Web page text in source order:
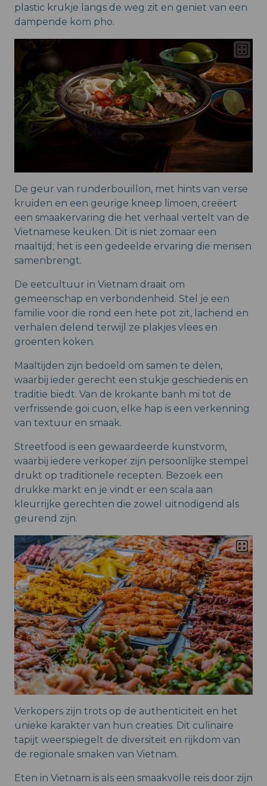
plastic krukje langs de weg zit en geniet van een
dampende kom pho.
De geur van runderbouillon, met hints van verse
kruiden en een geurige kneep limoen, creëert
een smaakervaring die het verhaal vertelt van de
Vietnamese keuken. Dit is niet zomaar een
maaltijd; het is een gedeelde ervaring die mensen
samenbrengt.
De eetcultuur in Vietnam draait om
gemeenschap en verbondenheid. Stel je een
familie voor die rond een hete pot zit, lachend en
verhalen delend terwijl ze plakjes vlees en
groenten koken.
Maaltijden zijn bedoeld om samen te delen,
waarbij ieder gerecht een stukje geschiedenis en
traditie biedt. Van de krokante banh mi tot de
verfrissende goi cuon, elke hap is een verkenning
van textuur en smaak.
Streetfood is een gewaardeerde kunstvorm,
waarbij iedere verkoper zijn persoonlijke stempel
drukt op traditionele recepten. Bezoek een
drukke markt en je vindt er een scala aan
kleurrijke gerechten die zowel uitnodigend als
geurend zijn.
Verkopers zijn trots op de authenticiteit en het
unieke karakter van hun creaties. Dit culinaire
tapijt weerspiegelt de diversiteit en rijkdom van
de regionale smaken van Vietnam.
Eten in Vietnam is als een smaakvolle reis door zijn